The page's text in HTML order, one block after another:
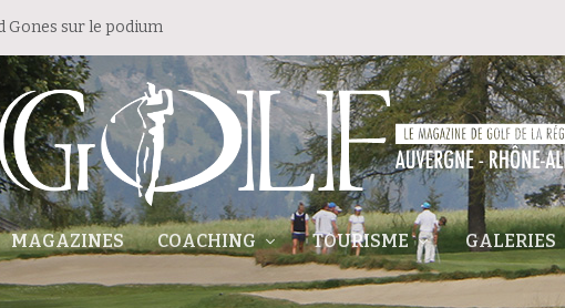
Gones sur le podium
MAGAZINES COACHING TOURISME GALERIES